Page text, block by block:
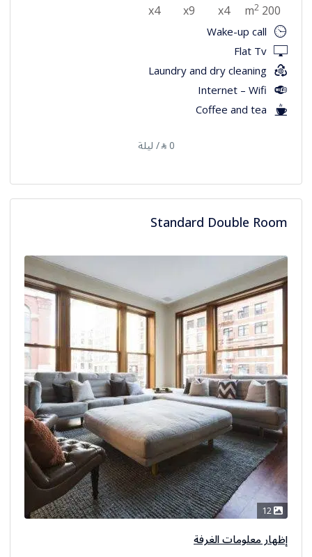
200 m
2
x4
x9
x4
Wake-up call
Flat Tv
Laundry and dry cleaning
Internet – Wifi
Coffee and tea
0
⃁/ ليلة
Standard Double Room
إظهار معلومات الغرفة